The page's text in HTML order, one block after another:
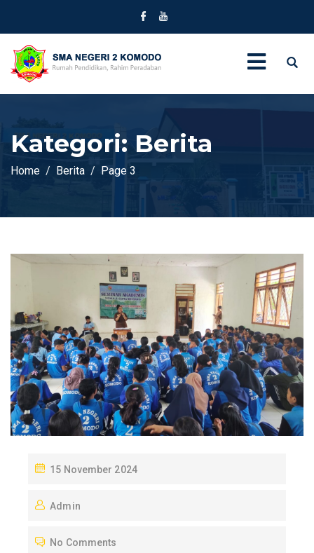
Kategori: Berita
Home Berita Page 3
P
S
E
15 November 2024
Admin
No Comments